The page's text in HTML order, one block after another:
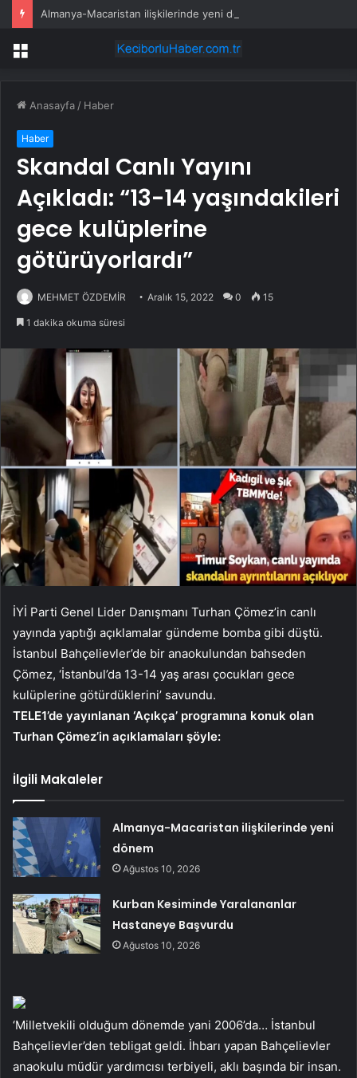
Almanya-Macaristan ilişkilerinde yeni dönem
Menü
Anasayfa / Haber
Haber
Skandal Canlı Yayını
Açıkladı: “13-14 yaşındakileri
gece kulüplerine
götürüyorlardı”
MEHMET ÖZDEMİR Aralık 15, 2022 0 15
1 dakika okuma süresi
İYİ Parti Genel Lider Danışmanı Turhan Çömez’in canlı
yayında yaptığı açıklamalar gündeme bomba gibi düştü.
İstanbul Bahçelievler’de bir anaokulundan bahseden
Çömez, ‘İstanbul’da 13-14 yaş arası çocukları gece
kulüplerine götürdüklerini’ savundu.
TELE1’de yayınlanan ‘Açıkça’ programına konuk olan
Turhan Çömez’in açıklamaları şöyle:
İlgili Makaleler
Almanya-Macaristan ilişkilerinde yeni
dönem
Ağustos 10, 2026
Kurban Kesiminde Yaralananlar
Hastaneye Başvurdu
Ağustos 10, 2026
‘Milletvekili olduğum dönemde yani 2006’da… İstanbul
Bahçelievler’den tebligat geldi. İhbarı yapan Bahçelievler
anaokulu müdür yardımcısı terbiyeli, aklı başında bir insan.